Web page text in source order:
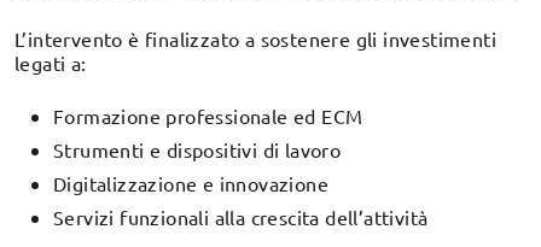
L’intervento è finalizzato a sostenere gli investimenti
legati a:
Formazione professionale ed ECM
Strumenti e dispositivi di lavoro
Digitalizzazione e innovazione
Servizi funzionali alla crescita dell’attività